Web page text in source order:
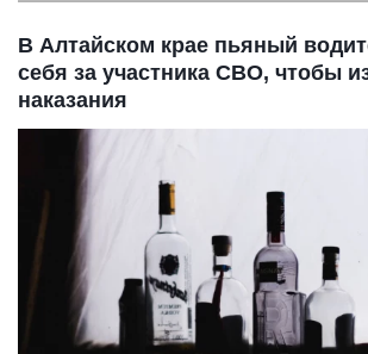
В Алтайском крае пьяный
себя за участника СВО, чтобы
наказания